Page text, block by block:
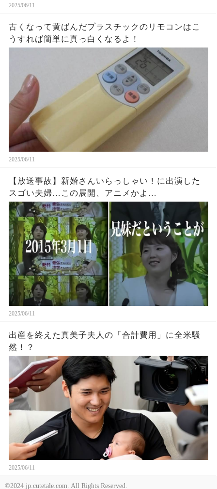
2025/06/11
古くなって黄ばんだプラスチックのリモコンはこ
うすれば簡単に真っ白くなるよ！
2025/06/11
【放送事故】新婚さんいらっしゃい！に出演した
スゴい夫婦…この展開、アニメかよ…
2025/06/11
出産を終えた真美子夫人の「合計費用」に全米騒
然！？
2025/06/11
©2024 jp.cutetale.com. All Rights Reserved.